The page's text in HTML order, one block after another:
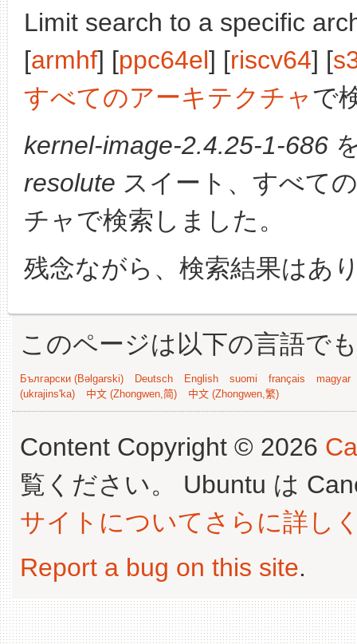
Limit search to a specific
[armhf] [ppc64el] [riscv64] [
すべてのアーキテクチャで
kernel-image-2.4.25-1-686
resolute スイート、すべて
チャで検索しました。
残念ながら、検索結果はあ
このページは以下の言語で
Български (Bəlgarski) Deutsch English suomi français
magyar
(ukrajins'ka)
中文 (Zhongwen,简) 中文 (Zhongwen,繁)
Content Copyright © 2026
覧ください。 Ubuntu は
サイトについてさらに詳し
Report a bug on this site.